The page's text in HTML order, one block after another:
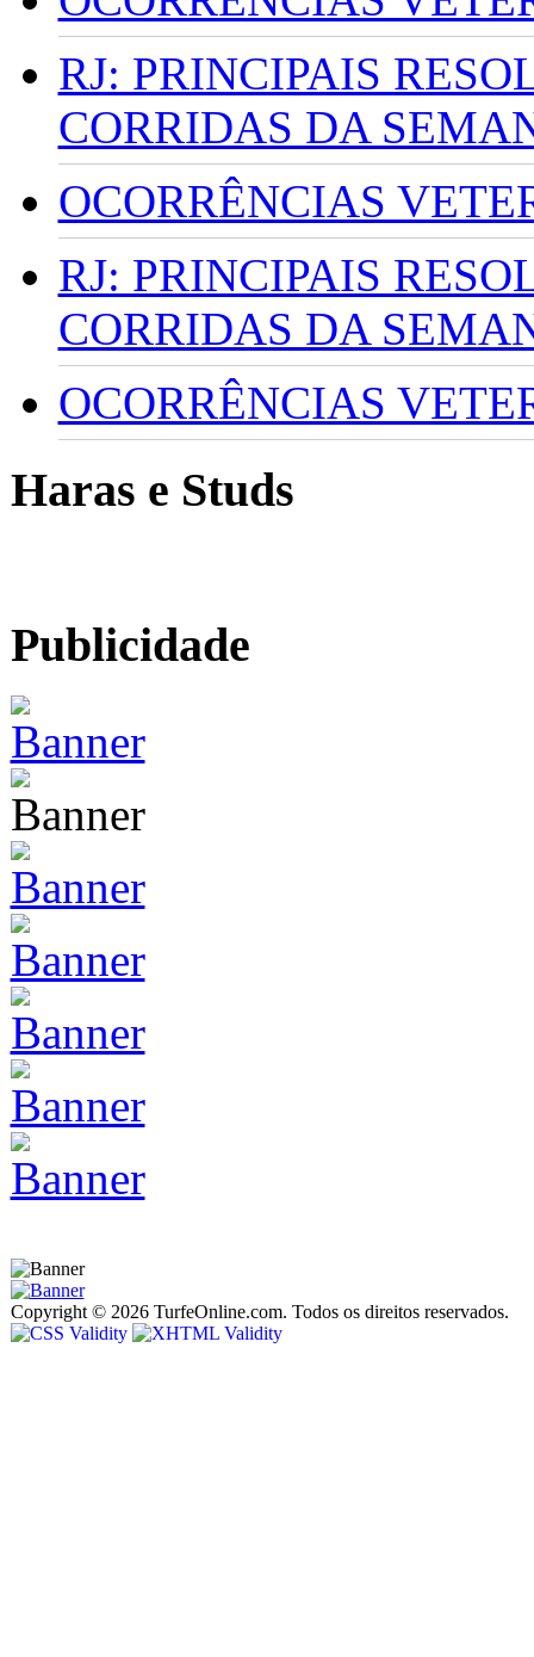
RJ: PRINCIPAIS
CORRIDAS DA
OCORRÊNCIAS
RJ: PRINCIPAIS
CORRIDAS DA
OCORRÊNCIAS
Haras e Studs
Publicidade
Copyright © 2026 TurfeOnline.com. Todos os direitos reservados.